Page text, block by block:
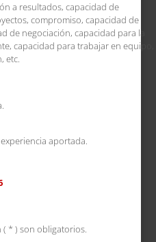
a resultados, capacidad de
compromiso, capacidad de
de negociación, capacidad para la
capacidad para trabajar en equipo,
etc.
aportada.
( * ) son obligatorios.